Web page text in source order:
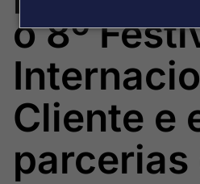
Soluções de Dados
e Conteúdos
o 8º
Cliente e